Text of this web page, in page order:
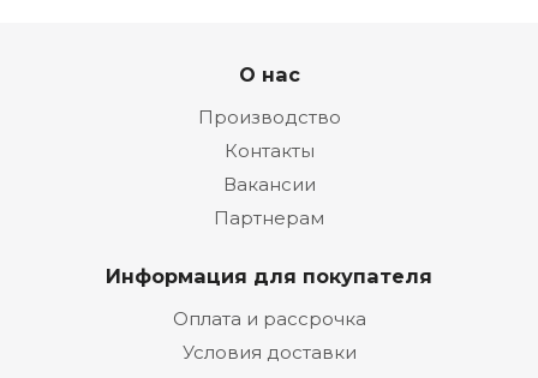
О нас
Производство
Контакты
Вакансии
Партнерам
Информация для покупателя
Оплата и рассрочка
Условия доставки